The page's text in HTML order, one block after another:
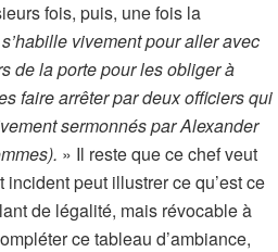
fois, puis, une fois la
vivement pour aller avec
de la porte pour les obliger à
faire arrêter par deux officiers qui
sermonnés par Alexander
» Il reste que ce chef veut
peut illustrer ce qu’est ce
de légalité, mais révocable à
ce tableau d’ambiance,